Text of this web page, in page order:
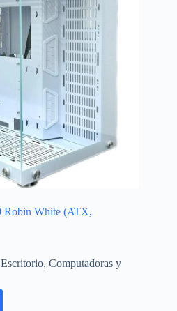
Robin White (ATX,
, Computadoras y